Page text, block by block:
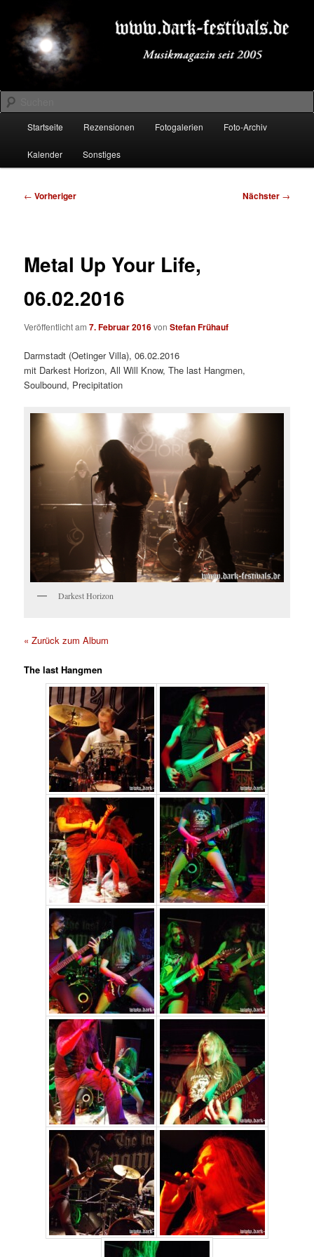
primären
Inhalt
springenDARK-FESTIVALS.DE
Suchen
Startseite Rezensionen Fotogalerien Foto-Archiv
Kalender Sonstiges
Beitragsnavigation
← Vorheriger Nächster →
Metal Up Your Life,
06.02.2016
Veröffentlicht am7. Februar 2016vonStefan Frühauf
Darmstadt (Oetinger Villa), 06.02.2016
mit Darkest Horizon, All Will Know, The last Hangmen,
Soulbound, Precipitation
Darkest Horizon
« Zurück zum Album
The last Hangmen